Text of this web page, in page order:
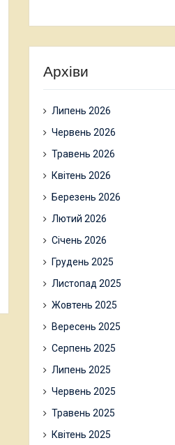
Архіви
Липень 2026
Червень 2026
Травень 2026
Квітень 2026
Березень 2026
Лютий 2026
Січень 2026
Грудень 2025
Листопад 2025
Жовтень 2025
Вересень 2025
Серпень 2025
Липень 2025
Червень 2025
Травень 2025
Квітень 2025